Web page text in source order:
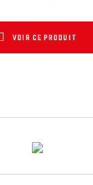
VOIR CE PRODUIT